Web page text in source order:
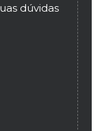
dúvidas